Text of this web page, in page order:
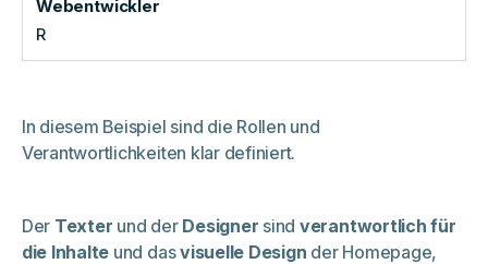
R
In diesem Beispiel sind die Rollen und
Verantwortlichkeiten klar definiert.
Der Texter und der Designer sind verantwortlich für
die Inhalte und dasvisuelle Design der Homepage,